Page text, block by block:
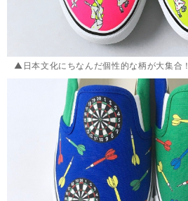
▲日本文化にちなんだ個性的な柄が大集合！